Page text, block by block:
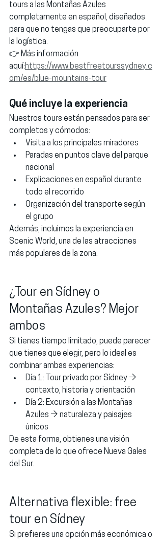
tours a las Montañas Azules
completamente en español , diseñados
para que no tengas que preocuparte por
la logística.
👉 Más información
aquí:https://www.bestfreetourssydney.c
om/es/blue-mountains-tour
Qué incluye la experiencia
Nuestros tours están pensados para ser
completos y cómodos:
Visita a los principales miradores
Paradas en puntos clave del parque
nacional
Explicaciones en español durante
todo el recorrido
Organización del transporte según
el grupo
Además, incluimos la experiencia en
Scenic World, una de las atracciones
más populares de la zona.
¿Tour en Sídney o
Montañas Azules? Mejor
ambos
Si tienes tiempo limitado, puede parecer
que tienes que elegir, pero lo ideal es
combinar ambas experiencias:
Día 1: Tour privado por Sídney →
contexto, historia y orientación
Día 2: Excursión a las Montañas
Azules → naturaleza y paisajes
únicos
De esta forma, obtienes una visión
completa de lo que ofrece Nueva Gales
del Sur.
Alternativa flexible: free
tour en Sídney
Si prefieres una opción más económica o